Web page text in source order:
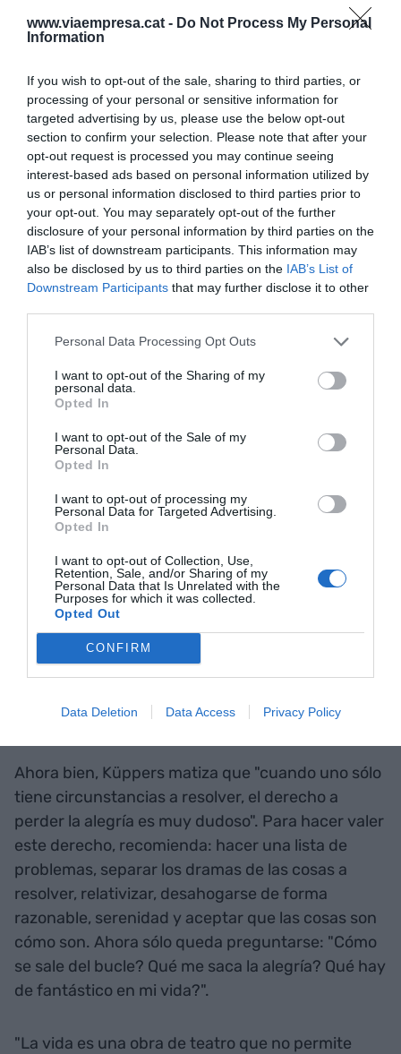
www.viaempresa.cat - Do Not Process My Personal
Information
If you wish to opt-out of the sale, sharing to third parties, or
processing of your personal or sensitive information for
targeted advertising by us, please use the below opt-out
section to confirm your selection. Please note that after your
opt-out request is processed you may continue seeing
interest-based ads based on personal information utilized by
us or personal information disclosed to third parties prior to
your opt-out. You may separately opt-out of the further
disclosure of your personal information by third parties on the
IAB’s list of downstream participants. This information may
also be disclosed by us to third parties on the IAB’s List of
Downstream Participants that may further disclose it to other
Personal Data Processing Opt Outs
I want to opt-out of the Sharing of my
personal data.
Opted In
I want to opt-out of the Sale of my
Personal Data.
Opted In
I want to opt-out of processing my
Personal Data for Targeted Advertising.
Opted In
I want to opt-out of Collection, Use,
Retention, Sale, and/or Sharing of my
Personal Data that Is Unrelated with the
Purposes for which it was collected.
Opted Out
CONFIRM
Data Deletion Data Access Privacy Policy
Sin poner orden, Küppers tiene muy claro qué o
mejor dicho quién nos importa: padres, pareja,
públicos, son las personas que más queremos.
Pero parece que hemos perdido de vista lo más
importante: "En la vida hay una norma de sentido
común: planta que no riegas, planta que muere.
Con las relaciones, igual". A pesar de que el hábito
de decir cosas buenas está poco normalizado
dentro de la sociedad, conviene no olvidar que
"lo más importante en la vida es que lo más
importante sea lo más importante" . Una
En la escala de prioridades de la psicología
positiva, sentirse querido se encuentra entre las
necesidades básicas. Al fin y al cabo, va con el
aquello malo que se les decimos y todo aquello
bueno que callamos", asegura. Y es de sobra
conocido que las personas alegres atraen y
contagian. Por eso, conviene no olvidar que "las
tu forma de ser". Y todavía más cuando los
problemas pueden hacer jaque a la felicidad.
Küppers: "Las personas te
valoran, te aprecian y te
quieren por tu forma de ser"
Ahora bien, Küppers matiza que "cuando uno sólo
tiene circunstancias a resolver, el derecho a
perder la alegría es muy dudoso". Para hacer valer
este derecho, recomienda: hacer una lista de
problemas, separar los dramas de las cosas a
resolver, relativizar, desahogarse de forma
razonable, serenidad y aceptar que las cosas son
cómo son. Ahora sólo queda preguntarse: "Cómo
se sale del bucle? Qué me saca la alegría? Qué hay
de fantástico en mi vida?".
"La vida es una obra de teatro que no permite